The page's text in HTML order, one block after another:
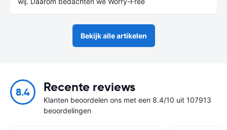
Bekijk alle artikelen
8.4 Recente reviews
Klanten beoordelen ons met een 8.4/10 uit 107913
beoordelingen